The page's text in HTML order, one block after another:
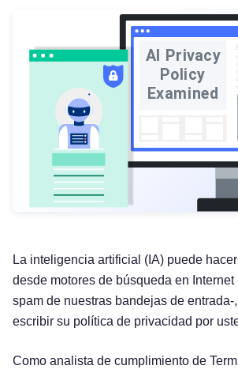
La inteligencia artificial (IA) puede
desde motores de búsqueda en Internet
spam de nuestras bandejas de
escribir su política de privacidad por
Como analista de cumplimiento de